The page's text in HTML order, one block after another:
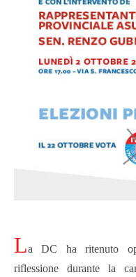
La DC ha ritenuto
riflessione durante la